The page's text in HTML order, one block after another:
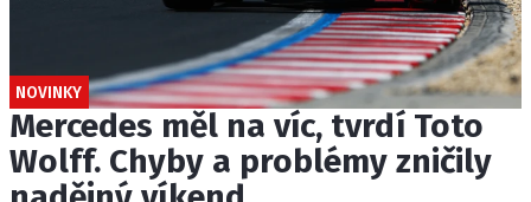
NOVINKY
Mercedes měl na víc, tvrdí Toto
Wolff. Chyby a problémy zničily